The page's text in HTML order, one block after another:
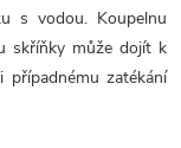
s vodou. Koupelnu
skříňky může dojít k
případnému zatékání